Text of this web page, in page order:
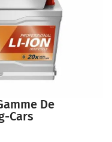
De
Cars